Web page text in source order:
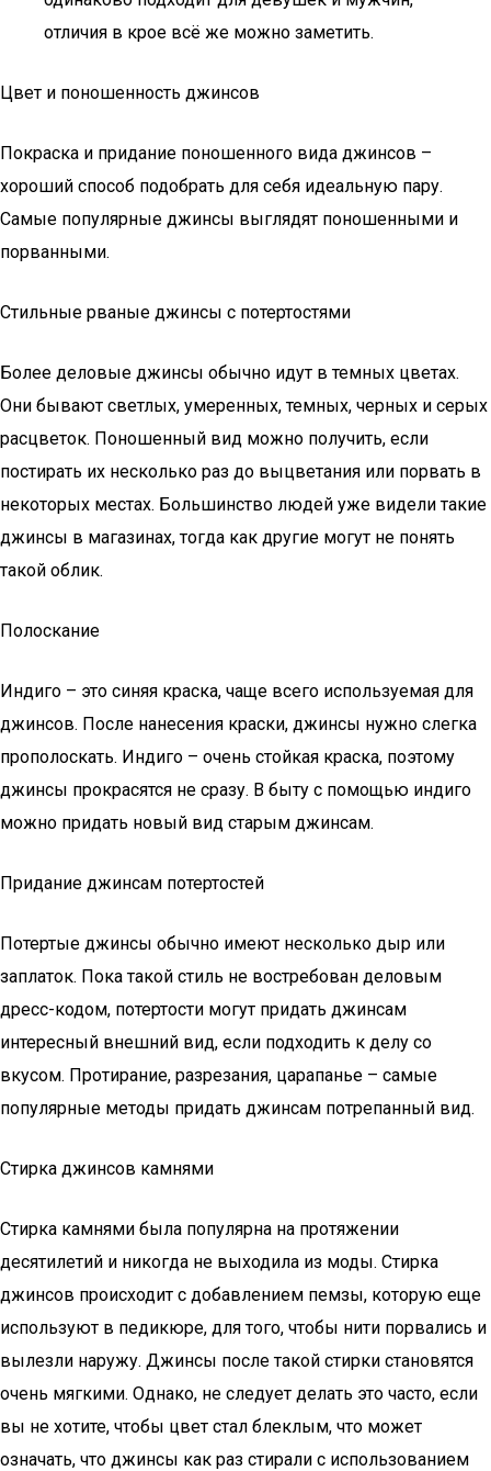
отличия в крое всё же можно заметить.
Цвет и поношенность джинсов
Покраска и придание поношенного вида джинсов –
хороший способ подобрать для себя идеальную пару.
Самые популярные джинсы выглядят поношенными и
порванными.
Стильные рваные джинсы с потертостями
Более деловые джинсы обычно идут в темных цветах.
Они бывают светлых, умеренных, темных, черных и серых
расцветок. Поношенный вид можно получить, если
постирать их несколько раз до выцветания или порвать в
некоторых местах. Большинство людей уже видели такие
джинсы в магазинах, тогда как другие могут не понять
такой облик.
Полоскание
Индиго – это синяя краска, чаще всего используемая для
джинсов. После нанесения краски, джинсы нужно слегка
прополоскать. Индиго – очень стойкая краска, поэтому
джинсы прокрасятся не сразу. В быту с помощью индиго
можно придать новый вид старым джинсам.
Придание джинсам потертостей
Потертые джинсы обычно имеют несколько дыр или
заплаток. Пока такой стиль не востребован деловым
дресс-кодом, потертости могут придать джинсам
интересный внешний вид, если подходить к делу со
вкусом. Протирание, разрезания, царапанье – самые
популярные методы придать джинсам потрепанный вид.
Стирка джинсов камнями
Стирка камнями была популярна на протяжении
десятилетий и никогда не выходила из моды. Стирка
джинсов происходит с добавлением пемзы, которую еще
используют в педикюре, для того, чтобы нити порвались и
вылезли наружу. Джинсы после такой стирки становятся
очень мягкими. Однако, не следует делать это часто, если
вы не хотите, чтобы цвет стал блеклым, что может
означать, что джинсы как раз стирали с использованием